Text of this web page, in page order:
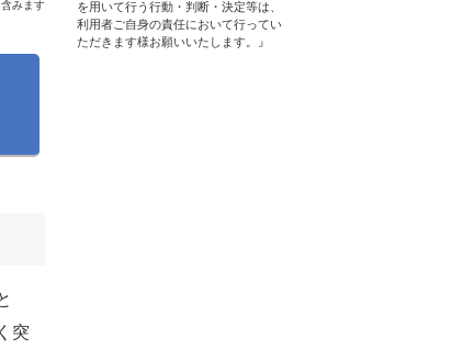
みます
突
を用いて行う行動・判断・決定等は、
利用者ご自身の責任において行ってい
ただきます様お願いいたします。』